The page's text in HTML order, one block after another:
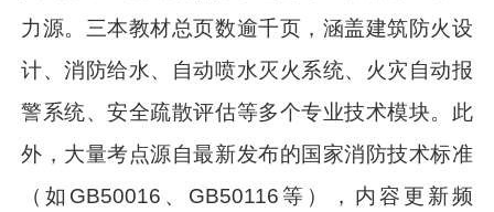
力源。三本教材总页数逾千页，涵盖建筑防火设
计、消防给水、自动喷水灭火系统、火灾自动报
警系统、安全疏散评估等多个专业技术模块。此
外，大量考点源自最新发布的国家消防技术标准
（如GB50016、GB50116等），内容更新频